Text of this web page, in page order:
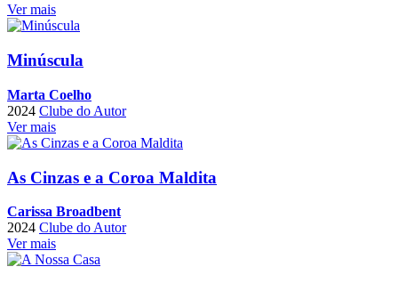
Ver mais
Minúscula
Marta Coelho
2024 Clube do Autor
Ver mais
As Cinzas e a Coroa Maldita
Carissa Broadbent
2024 Clube do Autor
Ver mais